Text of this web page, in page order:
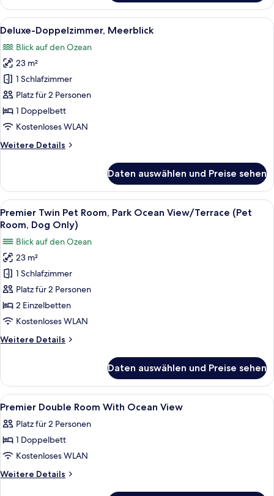
Zweibettzimmer,
Hafenblick
Alle
Fotos
für
Deluxe-
Doppelzimmer,
Meerblick
anzeigen
Ein modernes Hotelzimmer mit
8
Deluxe-Doppelzimmer, Meerblick
Blick auf den Ozean
23 m²
1 Schlafzimmer
Platz für 2 Personen
1 Doppelbett
Kostenloses WLAN
Weitere Details
Weitere
Doppelzimmer,
Meerblick
Daten auswählen und Preise sehen
Alle
Fotos
Premier
Twin
Pet
Room,
Park
Ocean
(Pet
Only)
anzeigen
Ein Hotelzimmer mit zwei Betten,
6
Premier Twin Pet Room, Park Ocean View/Terrace (Pet
Room, Dog Only)
Blick auf den Ozean
23 m²
1 Schlafzimmer
Platz für 2 Personen
2 Einzelbetten
Kostenloses WLAN
Weitere Details
Weitere
Twin
Pet
Room,
Ocean
View/Terrace
Room,
Dog
Only)
Daten auswählen und Preise sehen
Alle
Fotos
für
Premier
Double
Room
Schreibtisch, laptopgeeigneter
9
Premier Double Room With Ocean View
Platz für 2 Personen
1 Doppelbett
Kostenloses WLAN
Weitere Details
Weitere